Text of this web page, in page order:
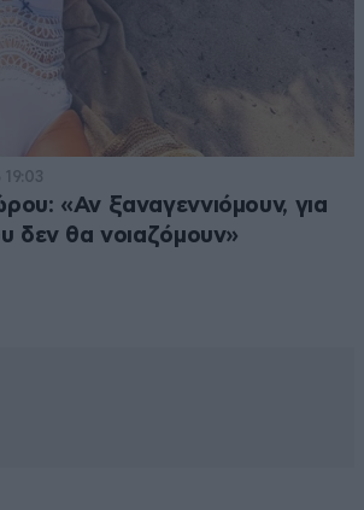
«Αν ξαναγεννιόμουν, για
δεν θα νοιαζόμουν»